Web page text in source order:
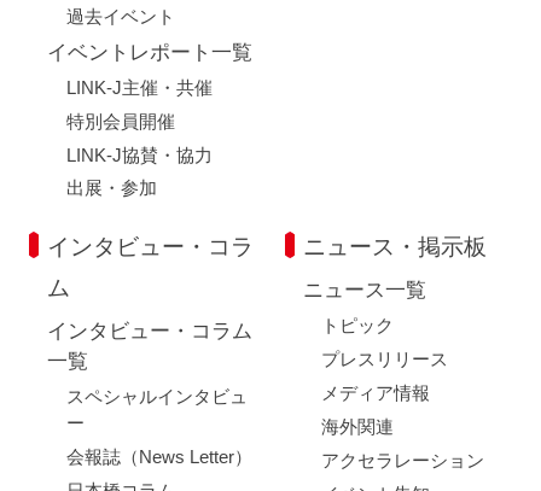
過去イベント
イベントレポート一覧
LINK-J主催・共催
特別会員開催
LINK-J協賛・協力
出展・参加
インタビュー・コラ
ム
インタビュー・コラム
一覧
スペシャルインタビュ
ー
会報誌（News Letter）
ニュース・掲示板
ニュース一覧
トピック
プレスリリース
メディア情報
海外関連
アクセラレーション